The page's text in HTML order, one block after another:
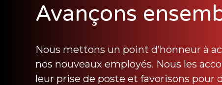
Avançons
Nous mettons un point d’honneur à
nos nouveaux employés. Nous les
leur prise de poste et favorisons pour